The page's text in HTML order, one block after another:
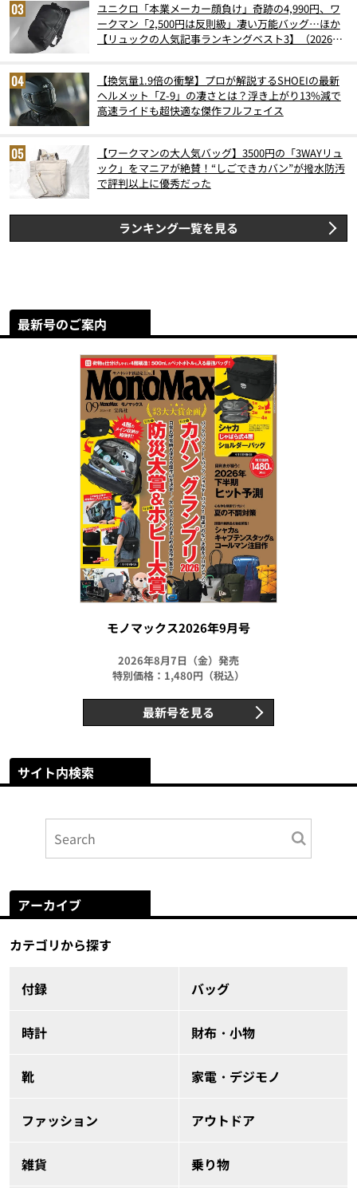
ユニクロ「本業メーカー顔負け」奇跡の4,990円、ワ
ークマン「2,500円は反則級」凄い万能バッグ…ほか
【リュックの人気記事ランキングベスト3】（2026年
【換気量1.9倍の衝撃】プロが解説するSHOEIの最新
ヘルメット「Z-9」の凄さとは？浮き上がり13%減で
高速ライドも超快適な傑作フルフェイス
【ワークマンの大人気バッグ】3500円の「3WAYリュ
ック」をマニアが絶賛！“しごできカバン”が撥水防汚
で評判以上に優秀だった
ランキング一覧を見る
最新号のご案内
モノマックス2026年9月号
2026年8月7日（金）発売
特別価格：1,480円（税込）
最新号を見る
サイト内検索
アーカイブ
カテゴリから探す
付録 バッグ
時計 財布・小物
靴 家電・デジモノ
ファッション アウトドア
雑貨 乗り物